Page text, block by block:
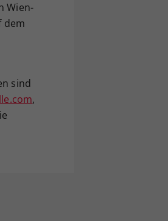
Wien-
dem
sind
,